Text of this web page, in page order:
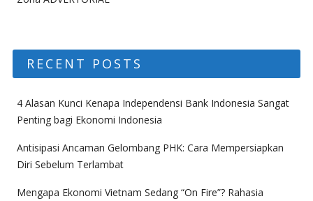
RECENT POSTS
4 Alasan Kunci Kenapa Independensi Bank Indonesia Sangat
Penting bagi Ekonomi Indonesia
Antisipasi Ancaman Gelombang PHK: Cara Mempersiapkan
Diri Sebelum Terlambat
Mengapa Ekonomi Vietnam Sedang “On Fire”? Rahasia